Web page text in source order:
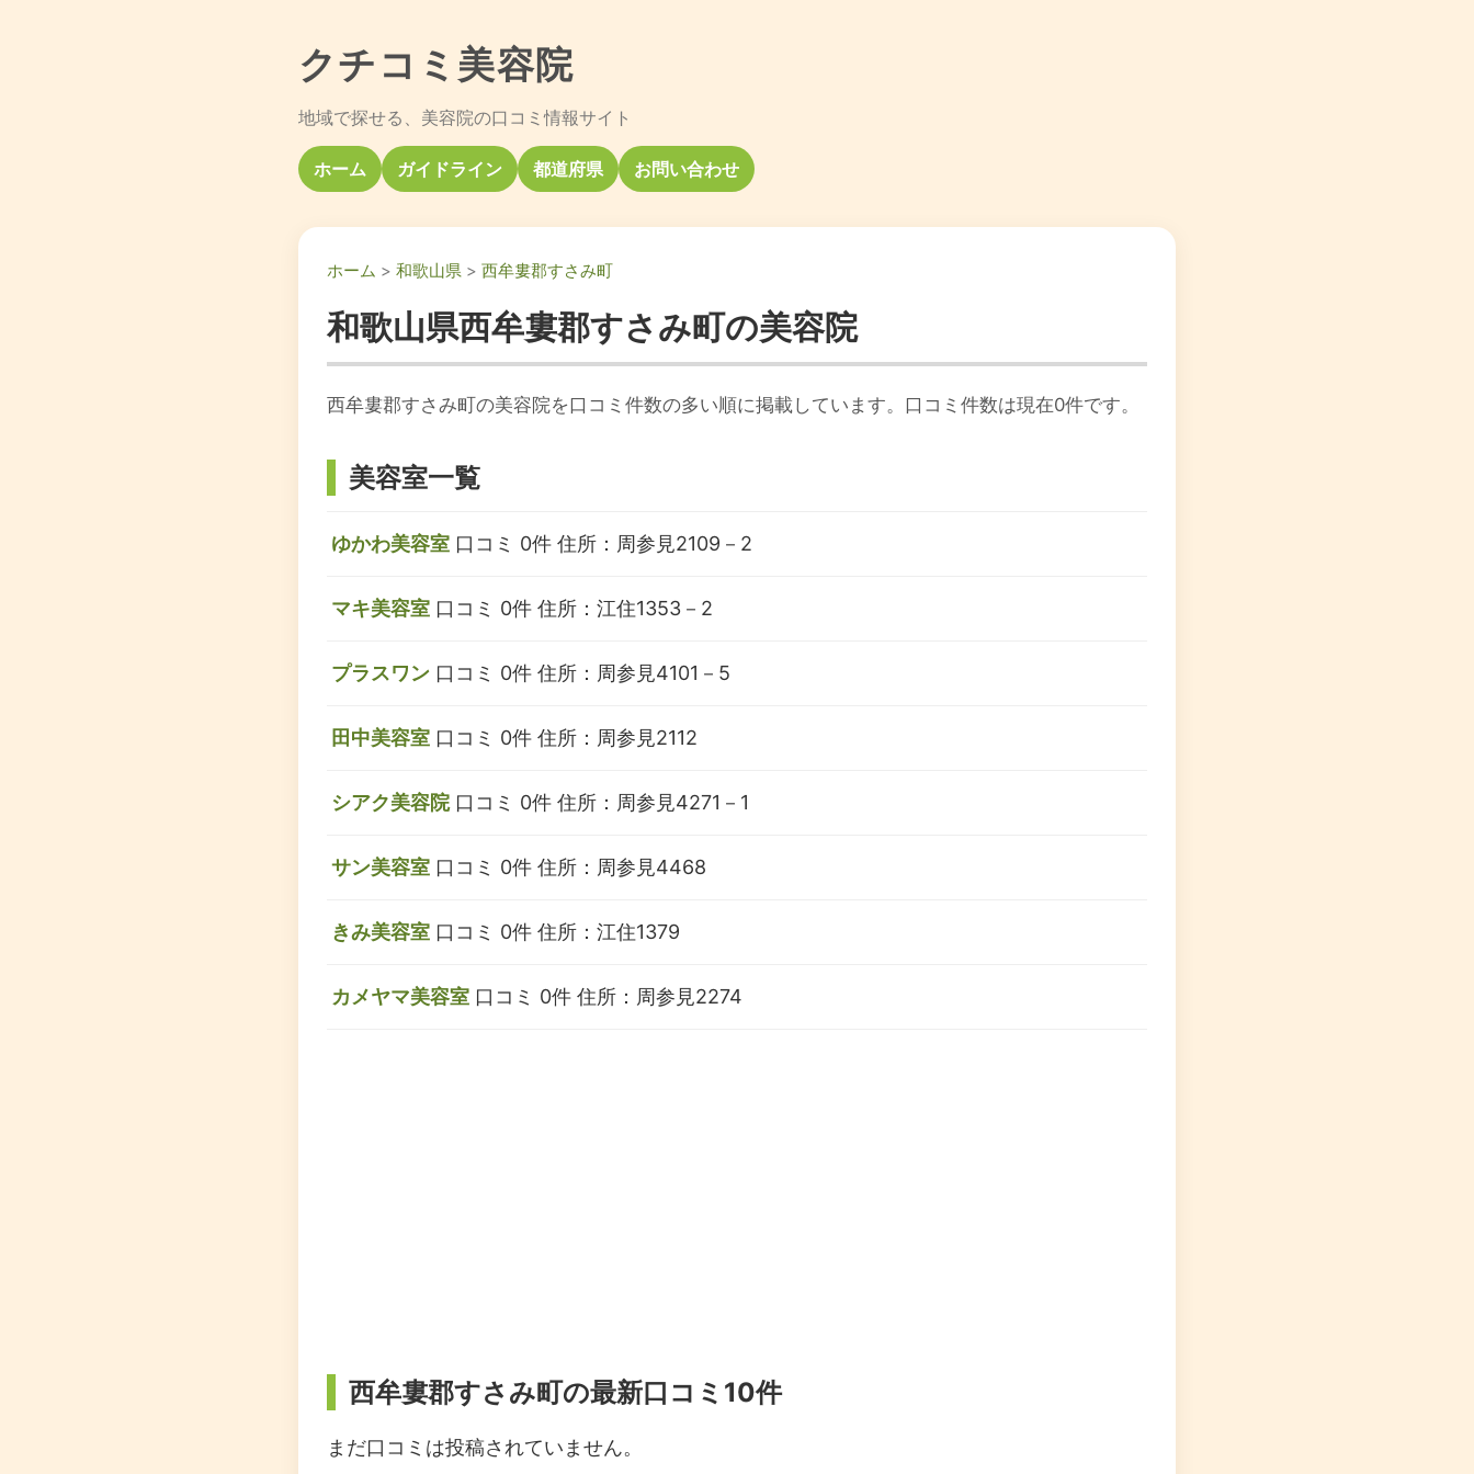
クチコミ美容院
地域で探せる、美容院の口コミ情報サイト
ホーム ガイドライン 都道府県 お問い合わせ
ホーム > 和歌山県 > 西牟婁郡すさみ町
和歌山県西牟婁郡すさみ町の美容院
西牟婁郡すさみ町の美容院を口コミ件数の多い順に掲載しています。口コミ件数は現在0件です。
美容室一覧
ゆかわ美容室 口コミ 0件 住所：周参見2109－2
マキ美容室 口コミ 0件 住所：江住1353－2
プラスワン 口コミ 0件 住所：周参見4101－5
田中美容室 口コミ 0件 住所：周参見2112
シアク美容院 口コミ 0件 住所：周参見4271－1
サン美容室 口コミ 0件 住所：周参見4468
きみ美容室 口コミ 0件 住所：江住1379
カメヤマ美容室 口コミ 0件 住所：周参見2274
西牟婁郡すさみ町の最新口コミ10件
まだ口コミは投稿されていません。